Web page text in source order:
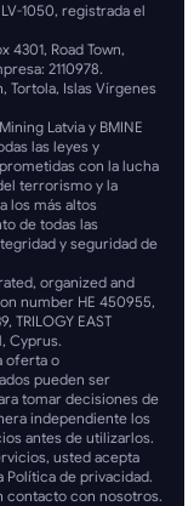
1050, registrada el
4301, Road Town,
2110978.
Tortola, Islas Vírgenes
Latvia y BMINE
las leyes y
con la lucha
terrorismo y la
los más altos
de todas las
y seguridad de
organized and
number HE 450955,
TRILOGY EAST
Cyprus.
oferta o
pueden ser
tomar decisiones de
independiente los
antes de utilizarlos.
usted acepta
de privacidad.
contacto con nosotros.